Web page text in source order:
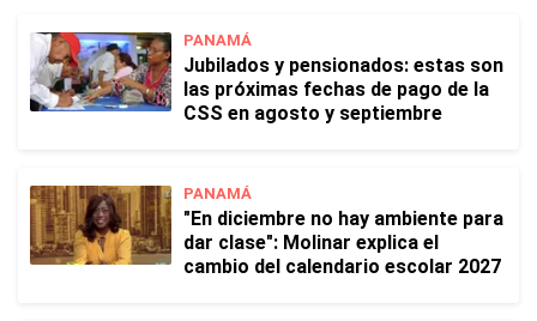
PANAMÁ
Jubilados y pensionados: estas son
las próximas fechas de pago de la
CSS en agosto y septiembre
PANAMÁ
"En diciembre no hay ambiente para
dar clase": Molinar explica el
cambio del calendario escolar 2027